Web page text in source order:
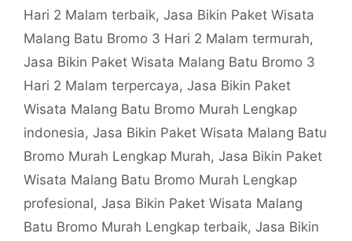
Hari 2 Malam terbaik, Jasa Bikin Paket Wisata
Malang Batu Bromo 3 Hari 2 Malam termurah,
Jasa Bikin Paket Wisata Malang Batu Bromo 3
Hari 2 Malam terpercaya, Jasa Bikin Paket
Wisata Malang Batu Bromo Murah Lengkap
indonesia, Jasa Bikin Paket Wisata Malang Batu
Bromo Murah Lengkap Murah, Jasa Bikin Paket
Wisata Malang Batu Bromo Murah Lengkap
profesional, Jasa Bikin Paket Wisata Malang
Batu Bromo Murah Lengkap terbaik, Jasa Bikin